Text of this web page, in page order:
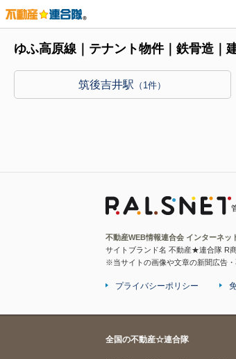
ゆふ高原線｜テナント物件｜鉄骨造｜
筑後吉井駅 （1件）
不動産WEB情報連合会 インターネ
サイトブランド名 不動産★連合隊 R
※当サイトの画像や文章の新聞広告
プライバシーポリシー